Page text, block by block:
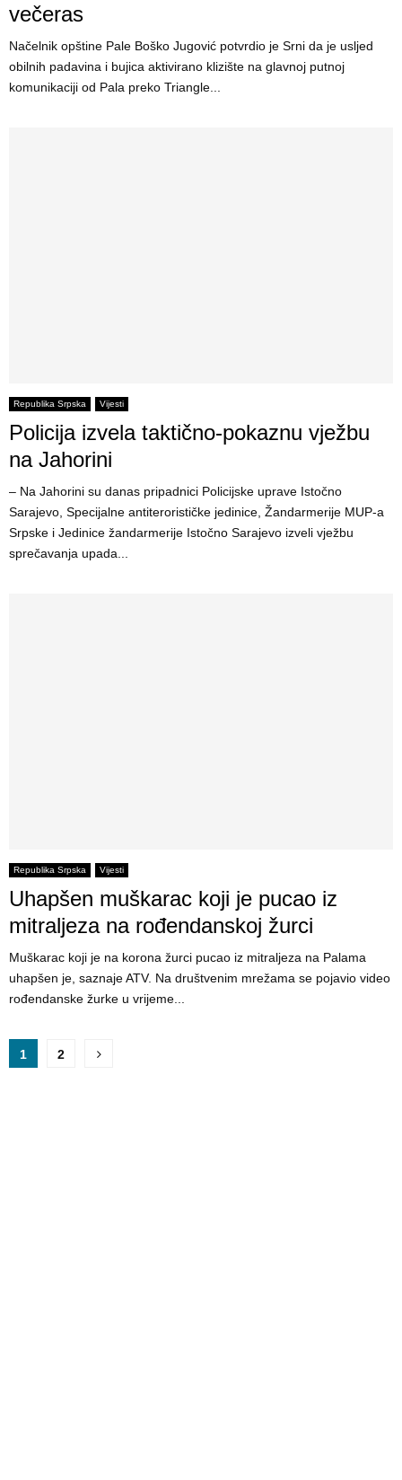
večeras
Načelnik opštine Pale Boško Jugović potvrdio je Srni da je usljed
obilnih padavina i bujica aktivirano klizište na glavnoj putnoj
komunikaciji od Pala preko Triangle...
Republika Srpska Vijesti
Policija izvela taktično-pokaznu vježbu
na Jahorini
– Na Jahorini su danas pripadnici Policijske uprave Istočno
Sarajevo, Specijalne antiterorističke jedinice, Žandarmerije MUP-a
Srpske i Jedinice žandarmerije Istočno Sarajevo izveli vježbu
sprečavanja upada...
Republika Srpska Vijesti
Uhapšen muškarac koji je pucao iz
mitraljeza na rođendanskoj žurci
Muškarac koji je na korona žurci pucao iz mitraljeza na Palama
uhapšen je, saznaje ATV. Na društvenim mrežama se pojavio video
rođendanske žurke u vrijeme...
P
1 2